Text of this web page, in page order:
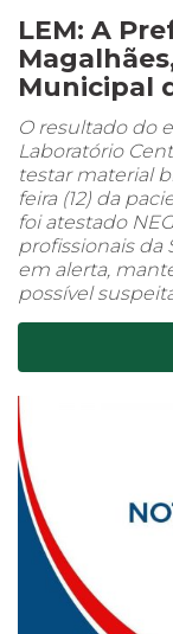
LEM: A
Municipal
O resultado do
Laboratório
testar material
feira (12) da
foi atestado
profissionais da
em alerta,
possível